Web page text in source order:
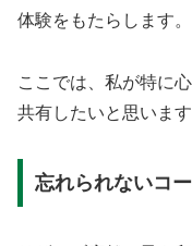
体験をもたらします。
ここでは、私が特に
共有したいと思います
忘れられないコ